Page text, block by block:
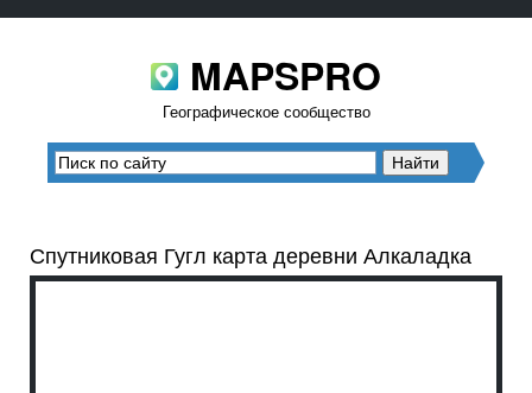
MAPSPRO
Географическое сообщество
Спутниковая Гугл карта деревни Алкаладка